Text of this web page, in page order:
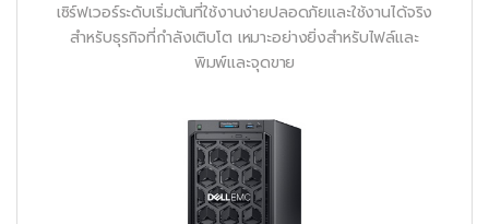
เซิร์ฟเวอร์ระดับเริ่มต้นที่ใช้งานง่ายปลอดภัยและใช้งานได้จริง
สำหรับธุรกิจที่กำลังเติบโต เหมาะอย่างยิ่งสำหรับไฟล์และ
พิมพ์และจุดขาย